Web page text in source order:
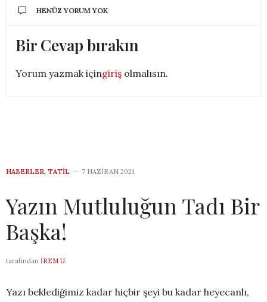
HENÜZ YORUM YOK
Bir Cevap bırakın
Yorum yazmak içingiriş olmalısın.
HABERLER, TATIL 7 HAZIRAN 2021
Yazın Mutluluğun Tadı Bir
Başka!
tarafından İREM U.
Yazı beklediğimiz kadar hiçbir şeyi bu kadar heyecanlı,